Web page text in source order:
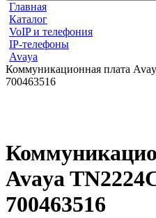
Главная
Каталог
VoIP и телефония
IP-телефоны
Avaya
Коммуникационная плата
700463516
Avaya
700463516